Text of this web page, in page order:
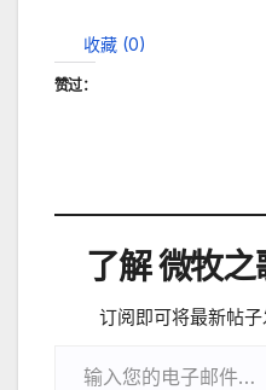
收藏 (0)
赞过：
了解 微牧
订阅即可将最新帖子